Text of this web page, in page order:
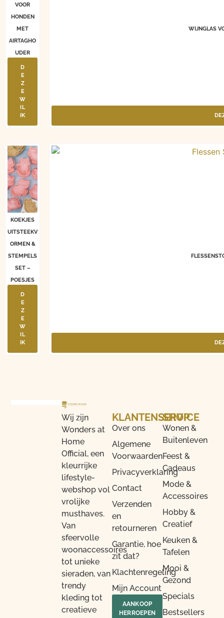
VOOR
HONDEN
MET
AIRTAGHO
UDER
D
E
Z
E
W
IL
IK
WIJNGLAS
KOEKJES
UITSTEEKV
ORMEN &
STEMPELS
SET –
POESJES
D
E
Z
E
W
IL
IK
Wij zijn
Wonders at
Home
Official, een
kleurrijke
lifestyle-
webshop vol
vrolijke
musthaves.
Van
sfeervolle
woonaccessoires
tot unieke
sieraden, van
trendy
kleding tot
creatieve
SHOP
Wonen &
Buitenleven
Feest &
Cadeaus
Mode &
Accessoires
Hobby &
Creatief
Keuken &
Tafelen
Mooi &
Gezond
Specials
Bestsellers
KLANTENSERVICE
Over ons
Algemene
Voorwaarden
Privacyverklaring
Contact
Verzenden
en
retourneren
Garantie, hoe
zit dat?
Klachtenregeling
Mijn Account
AANKOOP
HERROEPEN